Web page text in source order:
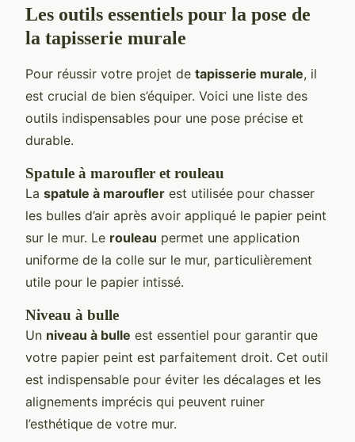
Les outils essentiels pour la pose de
la tapisserie murale
Pour réussir votre projet de tapisserie murale, il
est crucial de bien s’équiper. Voici une liste des
outils indispensables pour une pose précise et
durable.
Spatule à maroufler et rouleau
La spatule à maroufler est utilisée pour chasser
les bulles d’air après avoir appliqué le papier peint
sur le mur. Le rouleau permet une application
uniforme de la colle sur le mur, particulièrement
utile pour le papier intissé.
Niveau à bulle
Un niveau à bulle est essentiel pour garantir que
votre papier peint est parfaitement droit. Cet outil
est indispensable pour éviter les décalages et les
alignements imprécis qui peuvent ruiner
l’esthétique de votre mur.